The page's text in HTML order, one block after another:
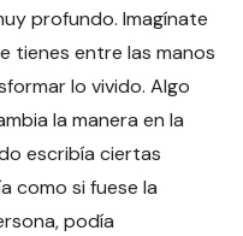
profundo. Imagínate
tienes entre las manos
lo vivido. Algo
la manera en la
escribía ciertas
como si fuese la
podía